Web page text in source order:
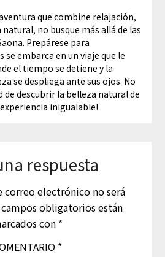
que combine relajación,
no busque más allá de las
Prepárese para
embarca en un viaje que le
el tiempo se detiene y la
se despliega ante sus ojos. No
descubrir la belleza natural de
experiencia inigualable!
respuesta
correo electrónico no será
campos obligatorios están
con *
*